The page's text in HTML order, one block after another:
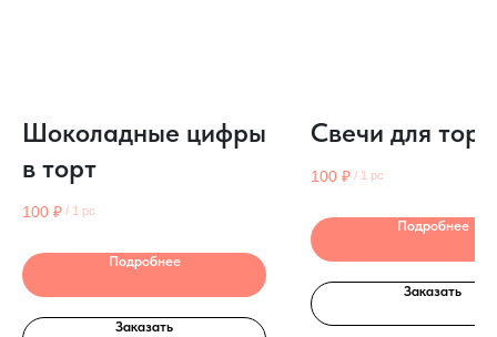
Шоколадные цифры
в торт
100 ₽ / 1 pc
Подробнее
Заказать
Свечи для
100 ₽ / 1 pc
Подробнее
Заказать